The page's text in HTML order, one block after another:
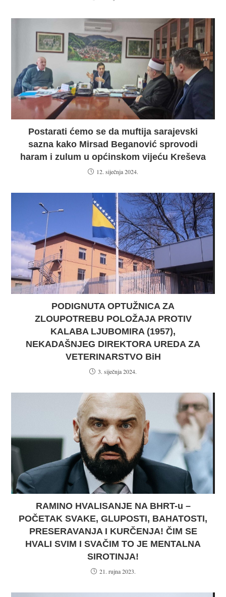
Postarati ćemo se da muftija sarajevski
sazna kako Mirsad Beganović sprovodi
haram i zulum u općinskom vijeću Kreševa
12. siječnja 2024.
PODIGNUTA OPTUŽNICA ZA
ZLOUPOTREBU POLOŽAJA PROTIV
KALABA LJUBOMIRA (1957),
NEKADAŠNJEG DIREKTORA UREDA ZA
VETERINARSTVO BiH
3. siječnja 2024.
RAMINO HVALISANJE NA BHRT-u –
POČETAK SVAKE, GLUPOSTI, BAHATOSTI,
PRESERAVANJA I KURČENJA! ČIM SE
HVALI SVIM I SVAČIM TO JE MENTALNA
SIROTINJA!
21. rujna 2023.